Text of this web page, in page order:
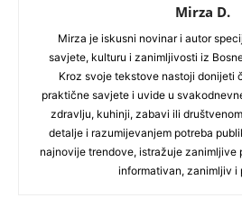
Mirza D.
Mirza je iskusni novinar i autor
savjete, kulturu i zanimljivosti iz
Kroz svoje tekstove nastoji donijeti
praktične savjete i uvide u
zdravlju, kuhinji, zabavi ili
detalje i razumijevanjem potreba
najnovije trendove, istražuje zanimljive
informativan, zanimljiv i